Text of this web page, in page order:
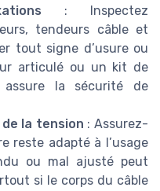
: Inspectez
tendeurs câble et
tout signe d’usure ou
articulé ou un kit de
la sécurité de
la tension : Assurez-
reste adapté à l’usage
ou mal ajusté peut
si le corps du câble